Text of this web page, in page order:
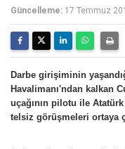
Güncelleme: 17 Temmuz
Darbe girişiminin
Havalimanı'ndan kalkan
uçağının pilotu ile
telsiz görüşmeleri ortaya